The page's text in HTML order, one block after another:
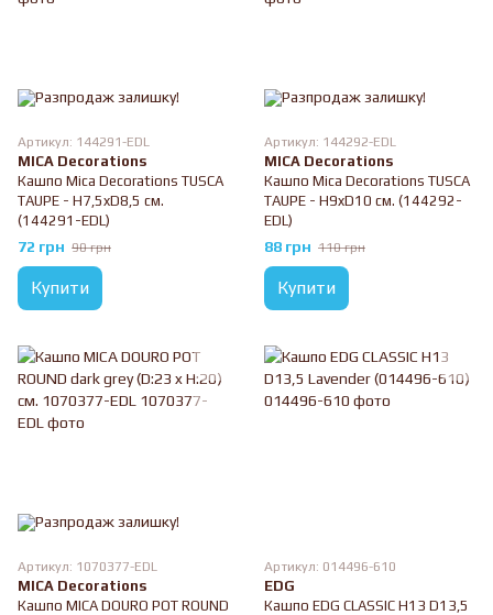
Артикул: 144291-EDL
MICA Decorations
Кашпо Mica Decorations TUSCA
TAUPE - H7,5xD8,5 см.
(144291-EDL)
72 грн 90 грн
Купити
Артикул: 144292-EDL
MICA Decorations
Кашпо Mica Decorations TUSCA
TAUPE - H9xD10 см. (144292-
EDL)
88 грн 110 грн
Купити
Артикул: 1070377-EDL
MICA Decorations
Кашпо MICA DOURO POT ROUND
Артикул: 014496-610
EDG
Кашпо EDG CLASSIC H13 D13,5